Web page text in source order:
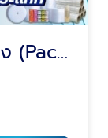
เทปใส เทปขุ่น เทปปิดกล่อง (Packing Tape)